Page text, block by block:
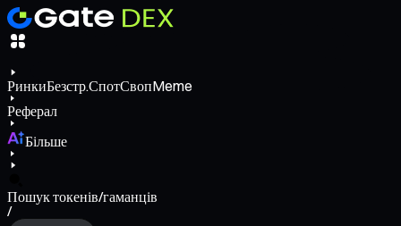
РинкиБезстр.СпотСвопMeme
Реферал
Більше
Пошук токенів/гаманців
/